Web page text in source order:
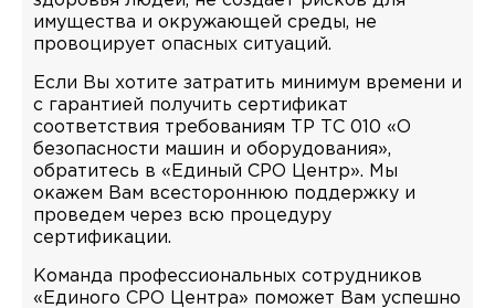
имущества и окружающей среды, не
провоцирует опасных ситуаций.
Если Вы хотите затратить минимум времени и
с гарантией получить сертификат
соответствия требованиям ТР ТС 010 «О
безопасности машин и оборудования»,
обратитесь в «Единый СРО Центр». Мы
окажем Вам всестороннюю поддержку и
проведем через всю процедуру
сертификации.
Команда профессиональных сотрудников
«Единого СРО Центра» поможет Вам успешно